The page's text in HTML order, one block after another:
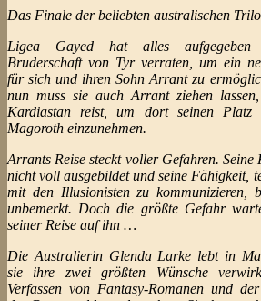
Das Finale der beliebten australischen
Ligea Gayed hat alles
Bruderschaft von Tyr verraten, um ein
für sich und ihren Sohn Arrant zu
nun muss sie auch Arrant ziehen
Kardiastan reist, um dort seinen Platz
Magoroth einzunehmen.
Arrants Reise steckt voller Gefahren. Seine
nicht voll ausgebildet und seine Fähigkeit,
mit den Illusionisten zu kommunizieren,
unbemerkt. Doch die größte Gefahr
seiner Reise auf ihn …
Die Australierin Glenda Larke lebt in
sie ihre zwei größten Wünsche
Verfassen von Fantasy-Romanen und